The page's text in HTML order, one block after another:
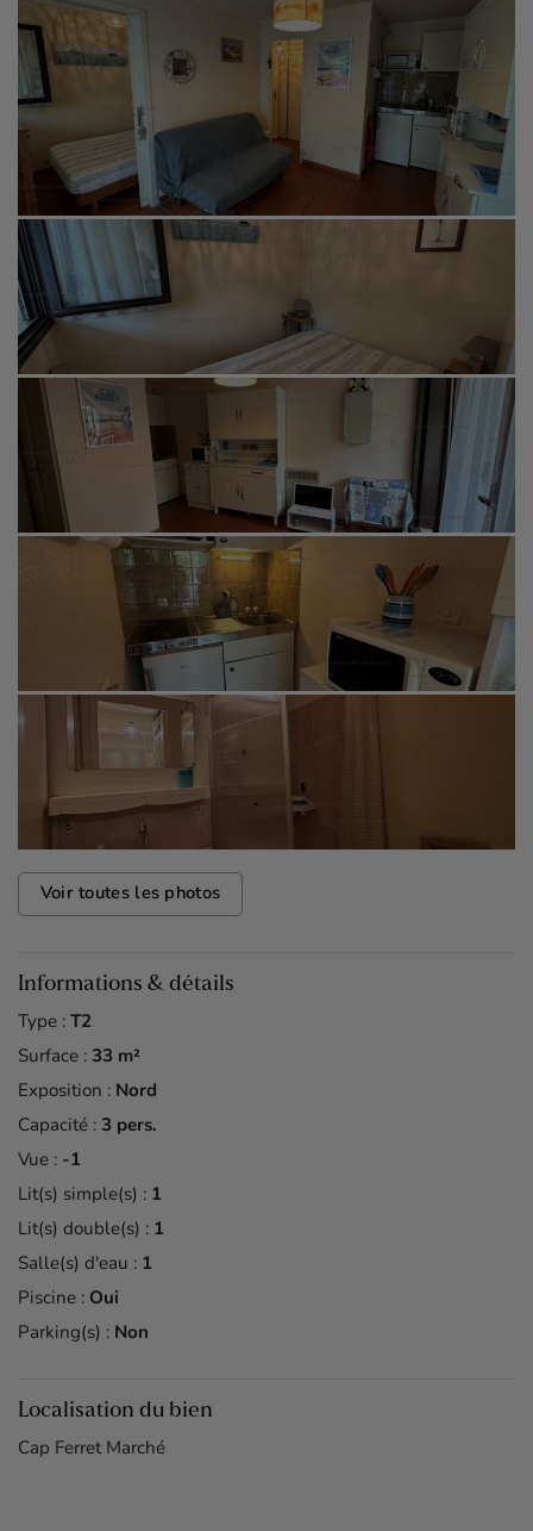
Voir toutes les photos
Informations & détails
Type : T2
Surface : 33 m²
Exposition : Nord
Capacité : 3 pers.
Vue : -1
Lit(s) simple(s) : 1
Lit(s) double(s) : 1
Salle(s) d'eau : 1
Piscine : Oui
Parking(s) : Non
Localisation du bien
Cap Ferret Marché